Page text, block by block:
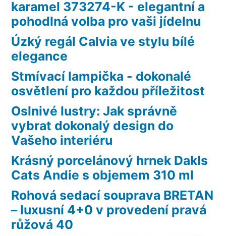
karamel 373274-K - elegantní a
pohodlná volba pro vaši jídelnu
Úzký regál Calvia ve stylu bílé
elegance
Stmívací lampička - dokonalé
osvětlení pro každou příležitost
Oslnivé lustry: Jak správně
vybrat dokonalý design do
Vašeho interiéru
Krásný porcelánový hrnek Dakls
Cats Andie s objemem 310 ml
Rohová sedací souprava BRETAN
– luxusní 4+0 v provedení pravá
růžová 40